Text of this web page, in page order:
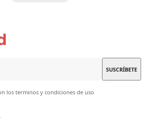
los terminos y condiciones de uso